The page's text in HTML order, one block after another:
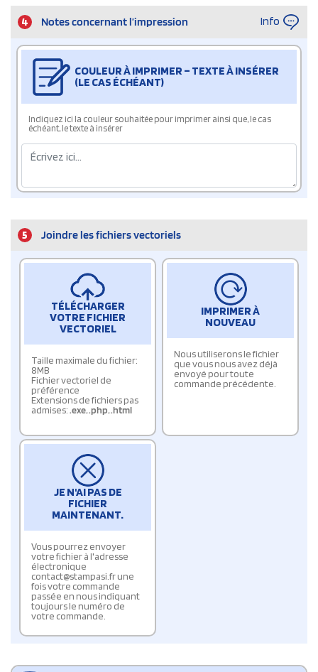
4 Notes concernant l’impression Info
COULEUR À IMPRIMER – TEXTE À INSÉRER
(LE CAS ÉCHÉANT)
Indiquez ici la couleur souhaitée pour imprimer ainsi que, le cas
échéant, le texte à insérer
5 Joindre les fichiers vectoriels
TÉLÉCHARGER
VOTRE FICHIER
VECTORIEL
Taille maximale du fichier:
8MB
Fichier vectoriel de
préférence
Extensions de fichiers pas
admises:.exe,.php,.html
IMPRIMER À
NOUVEAU
Nous utiliserons le fichier
que vous nous avez déjà
envoyé pour toute
commande précédente.
JE N'AI PAS DE
FICHIER
MAINTENANT.
Vous pourrez envoyer
votre fichier à l'adresse
électronique
contact@stampasi.fr une
fois votre commande
passée en nous indiquant
toujours le numéro de
votre commande.